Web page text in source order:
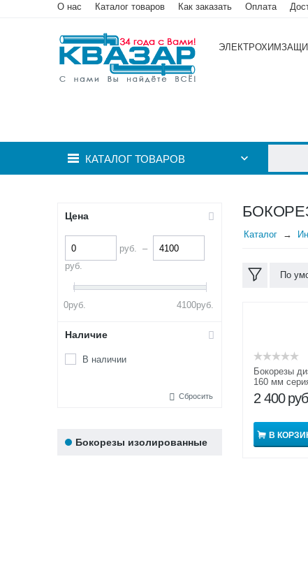
О нас Каталог товаров Как заказать Оплата
КАТАЛОГ ТОВАРОВ
Цена
руб.
–
руб.
0руб. 4100руб.
Наличие
В наличии
Сбросить
Бокорезы изолированные
Каталог
По
Бокорезы
160 мм
1000В
2 400
В